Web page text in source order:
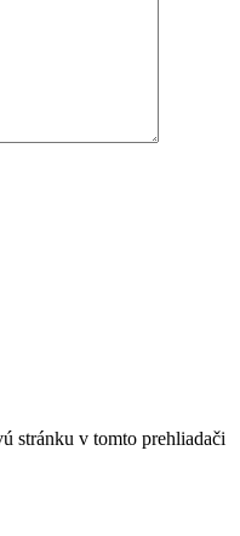
stránku v tomto prehliadači